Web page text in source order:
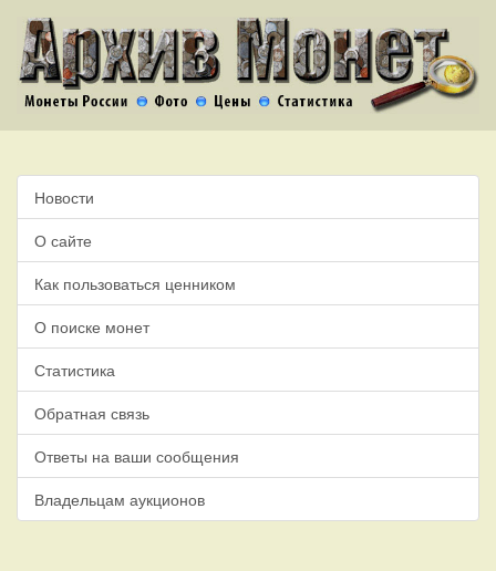
Новости
О сайте
Как пользоваться ценником
О поиске монет
Статистика
Обратная связь
Ответы на ваши сообщения
Владельцам аукционов